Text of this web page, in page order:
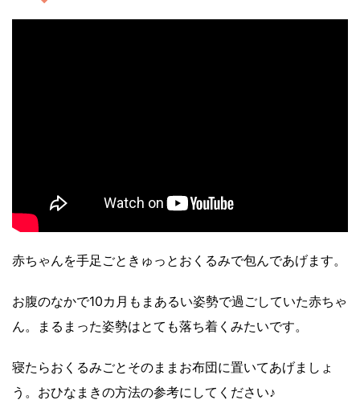
赤ちゃんを手足ごときゅっとおくるみで包んであげます。
お腹のなかで10カ月もまあるい姿勢で過ごしていた赤ちゃ
ん。まるまった姿勢はとても落ち着くみたいです。
寝たらおくるみごとそのままお布団に置いてあげましょ
う。おひなまきの方法の参考にしてください♪